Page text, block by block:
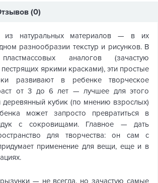
(0)
из натуральных материалов — в их
разнообразии текстур и рисунков. В
аналогов (зачастую
яркими красками), эти простые
развивают в ребенке творческое
от 3 до 6 лет — лучшее для этого
кубик (по мнению взрослых)
может запросто превратиться в
с сокровищами. Главное — дать
для творчества: он сам с
применение для вещи, еще и в
— не всегда, но зачастую самые